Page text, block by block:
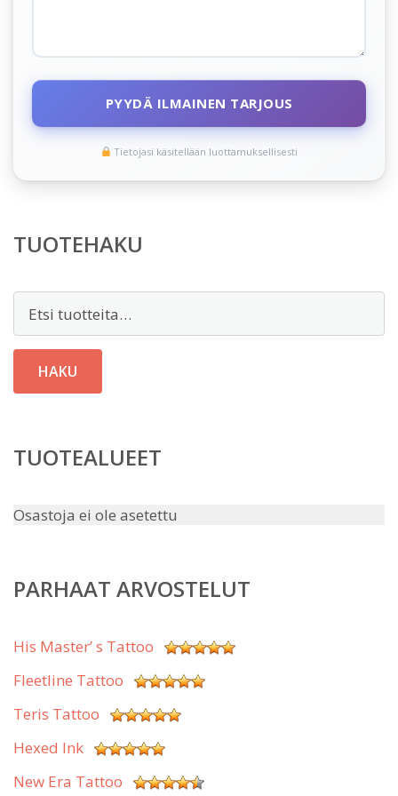
PYYDÄ ILMAINEN TARJOUS
Tietojasi käsitellään luottamuksellisesti
TUOTEHAKU
HAKU
TUOTEALUEET
Osastoja ei ole asetettu
PARHAAT ARVOSTELUT
His Master’ s Tattoo
Fleetline Tattoo
Teris Tattoo
Hexed Ink
New Era Tattoo